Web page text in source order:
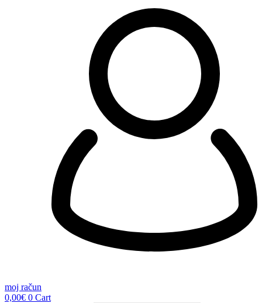
moj račun
0,00€ 0 Cart